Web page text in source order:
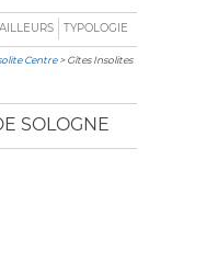
AILLEURS TYPOLOGIE
Centre> Gîtes Insolites
SOLOGNE